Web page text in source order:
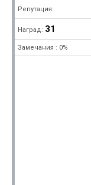
Репутация:
Наград: 31
Замечания : 0%